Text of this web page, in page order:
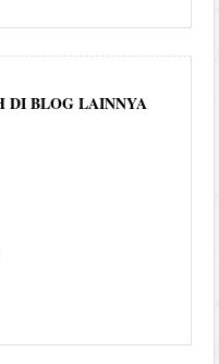
DI BLOG LAINNYA